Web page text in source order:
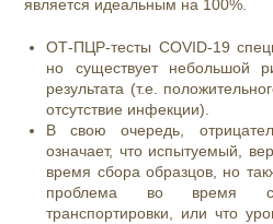
является идеальным на 100%.
ОТ-ПЦР-тесты COVID-19
но существует небольшой
результата (т.е.
отсутствие инфекции).
В свою очередь,
означает, что испытуемый,
время сбора образцов, но
проблема во время
транспортировки, или что